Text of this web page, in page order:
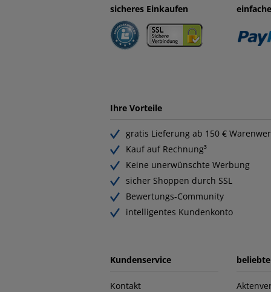
sicheres Einkaufen
Ihre Vorteile
gratis Lieferung ab 150 €
Kauf auf Rechnung³
Keine unerwünschte Werbung
sicher Shoppen durch SSL
Bewertungs-Community
intelligentes Kundenkonto
Kundenservice
Kontakt